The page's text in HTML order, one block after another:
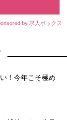
by 求人ボックス
！今年こそ極め